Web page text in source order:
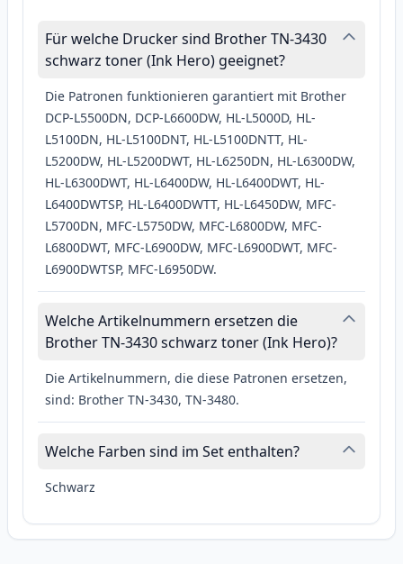
Für welche Drucker sind Brother TN-3430
schwarz toner (Ink Hero) geeignet?
Die Patronen funktionieren garantiert mit Brother
DCP-L5500DN, DCP-L6600DW, HL-L5000D, HL-
L5100DN, HL-L5100DNT, HL-L5100DNTT, HL-
L5200DW, HL-L5200DWT, HL-L6250DN, HL-L6300DW,
HL-L6300DWT, HL-L6400DW, HL-L6400DWT, HL-
L6400DWTSP, HL-L6400DWTT, HL-L6450DW, MFC-
L5700DN, MFC-L5750DW, MFC-L6800DW, MFC-
L6800DWT, MFC-L6900DW, MFC-L6900DWT, MFC-
L6900DWTSP, MFC-L6950DW.
Welche Artikelnummern ersetzen die
Brother TN-3430 schwarz toner (Ink Hero)?
Die Artikelnummern, die diese Patronen ersetzen,
sind: Brother TN-3430, TN-3480.
Welche Farben sind im Set enthalten?
Schwarz